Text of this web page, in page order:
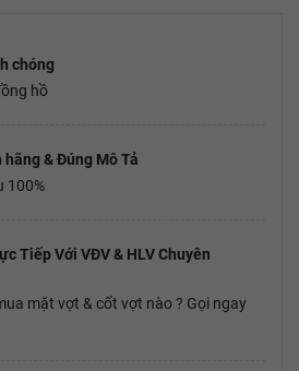
chóng
hồ
& Đúng Mô Tả
100%
Tiếp Với VĐV & HLV Chuyên
mặt vợt & cốt vợt nào ? Gọi ngay